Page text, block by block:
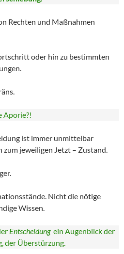
Rechten und Maßnahmen
oder hin zu bestimmten
Aporie?!
ist immer unmittelbar
jeweiligen Jetzt – Zustand.
Nicht die nötige
Wissen.
Entscheidungein Augenblick der
der Überstürzung.